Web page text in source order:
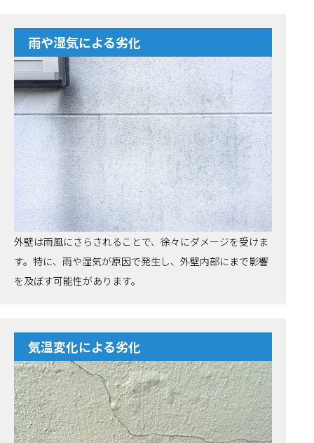
雨や湿気による劣化
外壁は雨風にさらされることで、徐々にダメージを受けま
す。特に、雨や湿気が原因で発生し、外壁内部にまで影響
を及ぼす可能性があります。
気温変化による劣化